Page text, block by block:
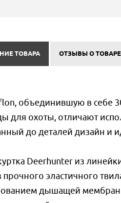
ТОВАРА ОТЗЫВЫ О ТОВАРЕ
объединившую в себе
для охоты, отличают
до деталей дизайн и
Deerhunter из
прочного эластичного
дышащей